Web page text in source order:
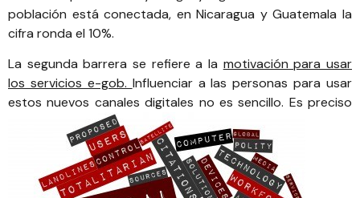
población está conectada, en Nicaragua y Guatemala la
cifra ronda el 10%.
La segunda barrera se refiere a la motivación para usar
los servicios e-gob. Influenciar a las personas para usar
estos nuevos canales digitales no es sencillo. Es preciso